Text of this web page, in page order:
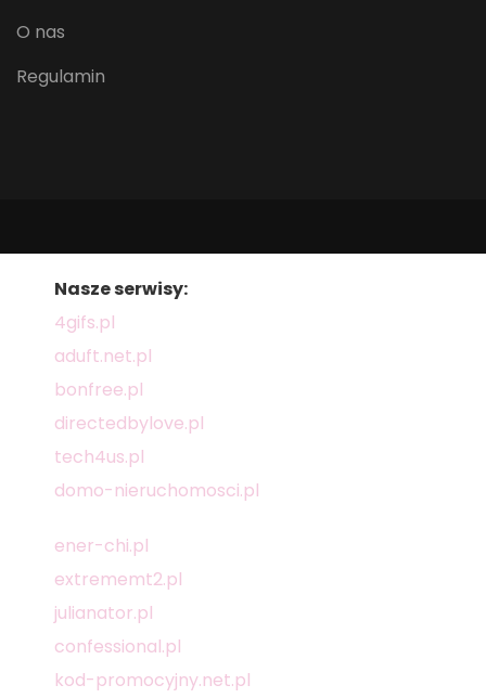
O nas
Regulamin
Nasze serwisy:
4gifs.pl
aduft.net.pl
bonfree.pl
directedbylove.pl
tech4us.pl
domo-nieruchomosci.pl
ener-chi.pl
extrememt2.pl
julianator.pl
confessional.pl
kod-promocyjny.net.pl